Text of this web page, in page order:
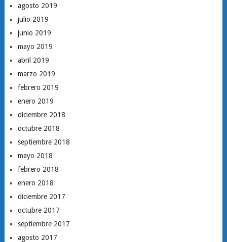
agosto 2019
julio 2019
junio 2019
mayo 2019
abril 2019
marzo 2019
febrero 2019
enero 2019
diciembre 2018
octubre 2018
septiembre 2018
mayo 2018
febrero 2018
enero 2018
diciembre 2017
octubre 2017
septiembre 2017
agosto 2017